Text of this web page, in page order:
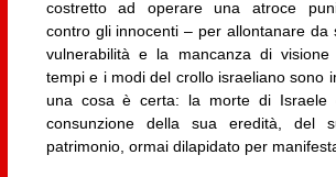
costretto ad operare una atroce
contro gli innocenti – per allontanare da
vulnerabilità e la mancanza di
tempi e i modi del crollo israeliano sono
una cosa è certa: la morte di Israele
consunzione della sua eredità, del
patrimonio, ormai dilapidato per